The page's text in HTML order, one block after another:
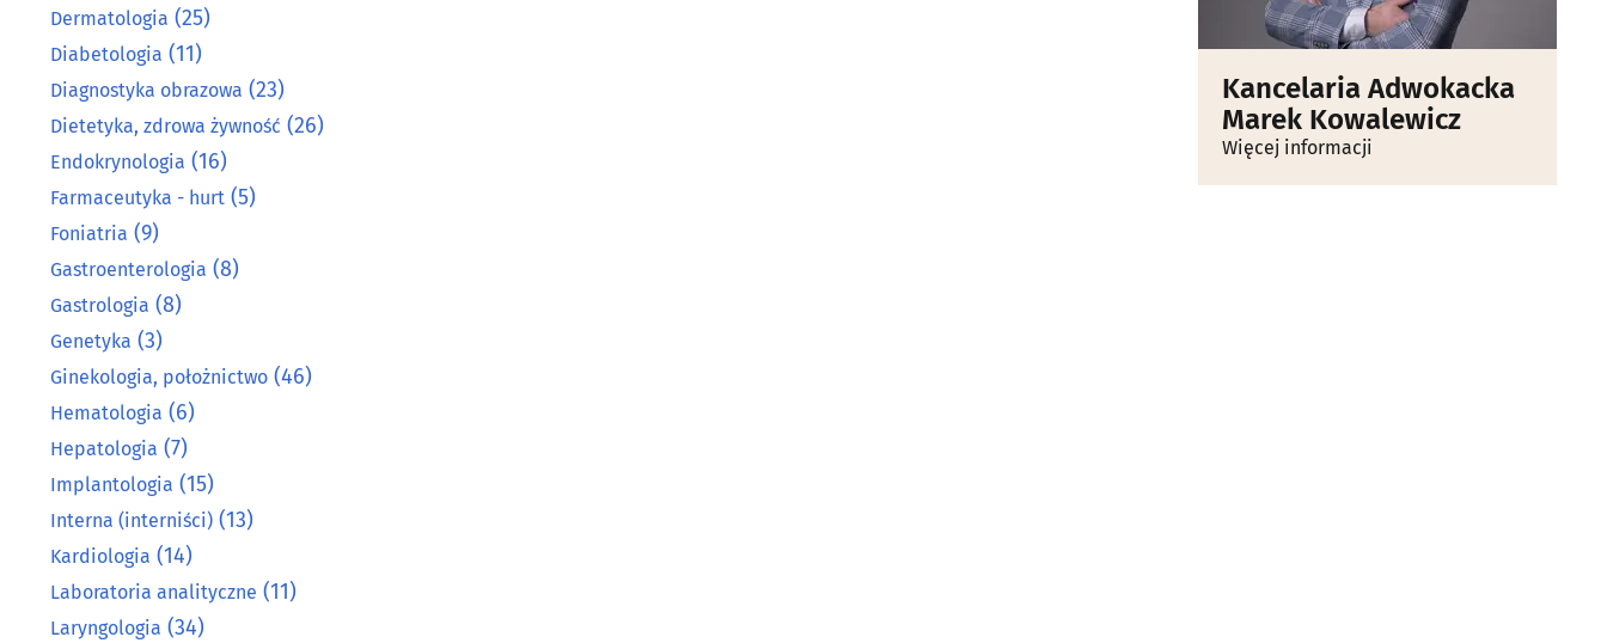
Dermatologia (25)
Diabetologia (11)
Diagnostyka obrazowa (23)
Dietetyka, zdrowa żywność (26)
Endokrynologia (16)
Farmaceutyka - hurt (5)
Foniatria (9)
Gastroenterologia (8)
Gastrologia (8)
Genetyka (3)
Ginekologia, położnictwo (46)
Hematologia (6)
Hepatologia (7)
Implantologia (15)
Interna (interniści) (13)
Kardiologia (14)
Laboratoria analityczne (11)
Laryngologia (34)
Kancelaria Adwokacka
Marek Kowalewicz
Więcej informacji